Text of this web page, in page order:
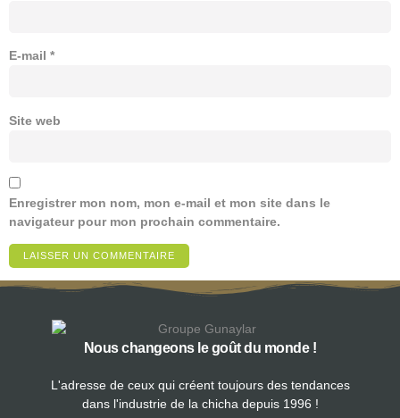
E-mail *
Site web
Enregistrer mon nom, mon e-mail et mon site dans le
navigateur pour mon prochain commentaire.
Nous changeons le goût du monde !
L'adresse de ceux qui créent toujours des tendances
dans l'industrie de la chicha depuis 1996 !